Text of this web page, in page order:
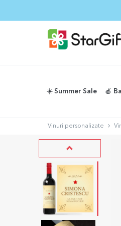
☀️ Summer Sale 🍎
Vinuri personalizate